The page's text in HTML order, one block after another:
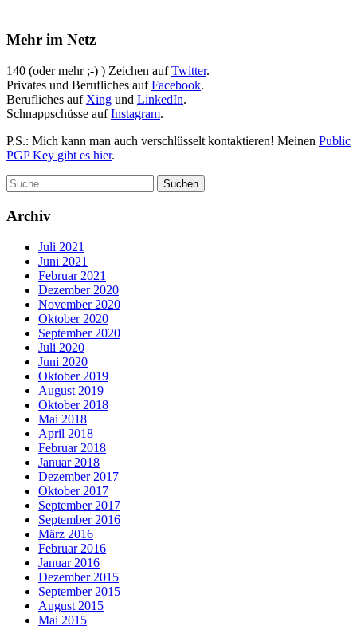
Mehr im Netz
140 (oder mehr ;-) ) Zeichen aufTwitter.
Privates und Berufliches aufFacebook.
Berufliches auf Xing und LinkedIn.
Schnappschüsse aufInstagram.
P.S.: Mich kann man auch verschlüsselt kontaktieren! Meinen Public
PGP Key gibt es hier.
Archiv
Juli 2021
Juni 2021
Februar 2021
Dezember 2020
November 2020
Oktober 2020
September 2020
Juli 2020
Juni 2020
Oktober 2019
August 2019
Oktober 2018
Mai 2018
April 2018
Februar 2018
Januar 2018
Dezember 2017
Oktober 2017
September 2017
September 2016
März 2016
Februar 2016
Januar 2016
Dezember 2015
September 2015
August 2015
Mai 2015